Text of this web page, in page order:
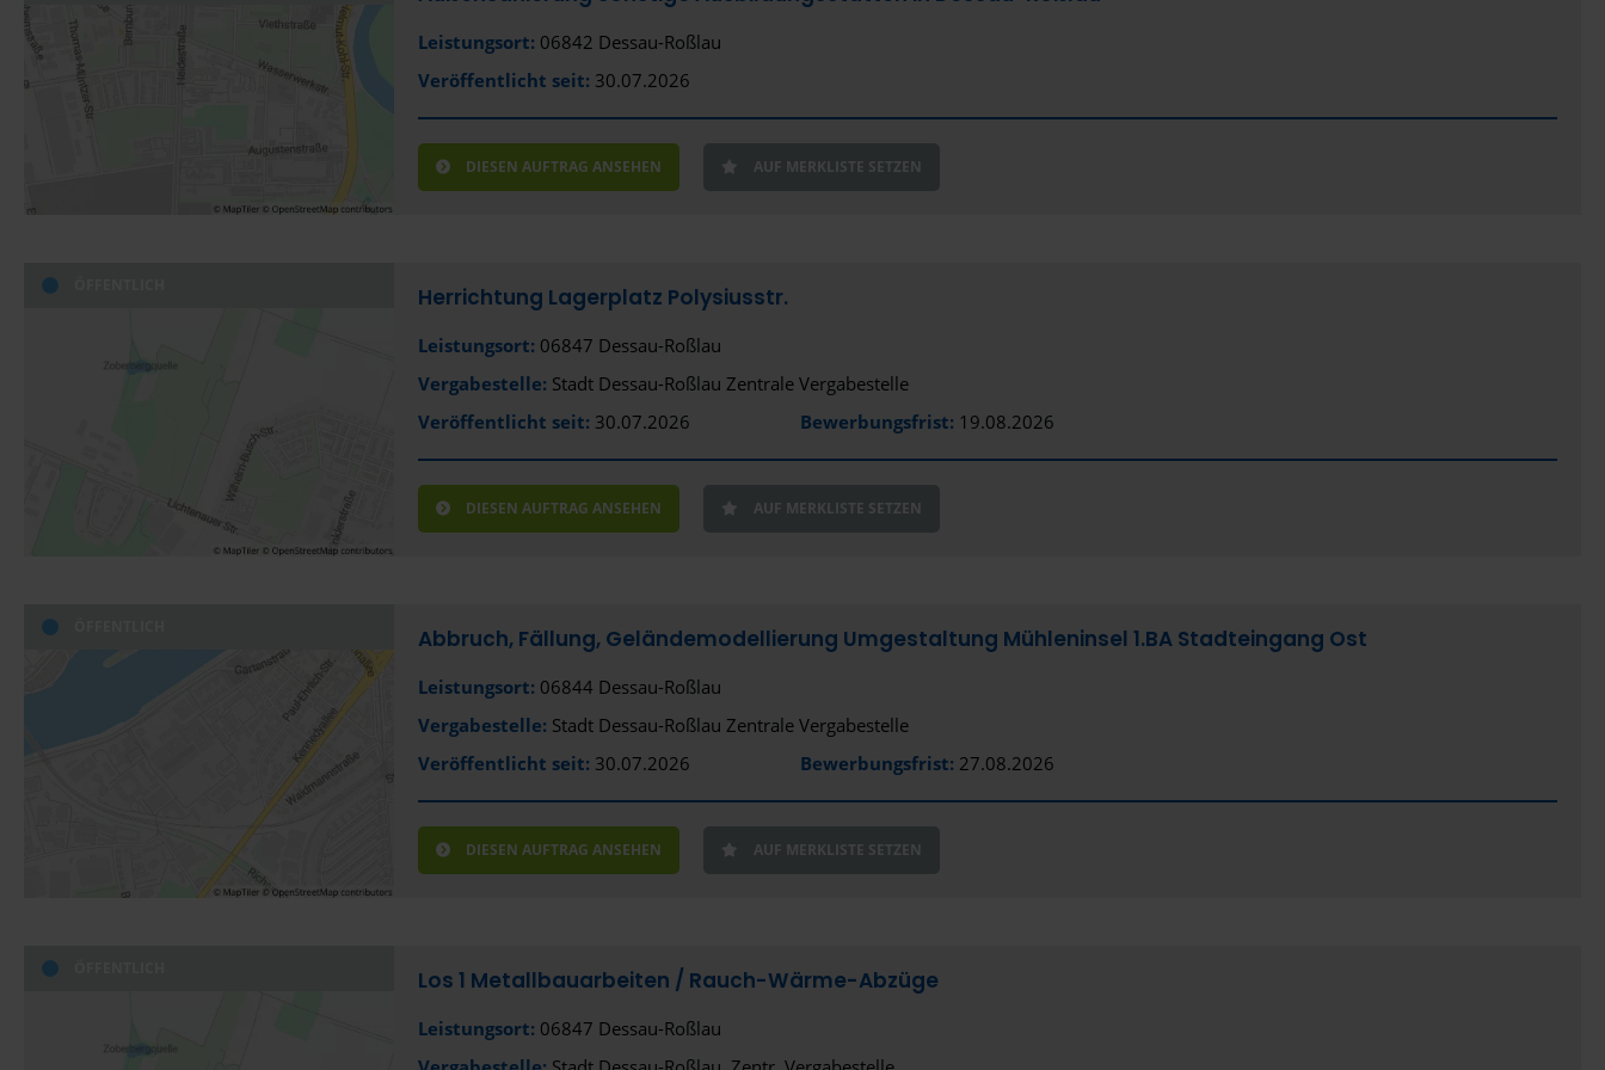
Leistungsort: 06842 Dessau-Roßlau
Veröffentlicht seit: 30.07.2026
DIESEN AUFTRAG ANSEHEN AUF MERKLISTE SETZEN
Herrichtung Lagerplatz Polysiusstr.
Leistungsort: 06847 Dessau-Roßlau
Vergabestelle: Stadt Dessau-Roßlau Zentrale Vergabestelle
Veröffentlicht seit: 30.07.2026 Bewerbungsfrist: 19.08.2026
DIESEN AUFTRAG ANSEHEN AUF MERKLISTE SETZEN
Abbruch, Fällung, Geländemodellierung Umgestaltung Mühleninsel 1.BA Stadteingang Ost
Leistungsort: 06844 Dessau-Roßlau
Vergabestelle: Stadt Dessau-Roßlau Zentrale Vergabestelle
Veröffentlicht seit: 30.07.2026 Bewerbungsfrist: 27.08.2026
DIESEN AUFTRAG ANSEHEN AUF MERKLISTE SETZEN
Los 1 Metallbauarbeiten /­ Rauch-Wärme-Abzüge
Leistungsort: 06847 Dessau-Roßlau